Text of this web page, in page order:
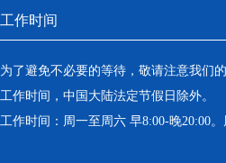
工作时间
为了避免不必要的等待，敬请注意我们
工作时间，中国大陆法定节假日除外。
工作时间：周一至周六 早8:00-晚20:00